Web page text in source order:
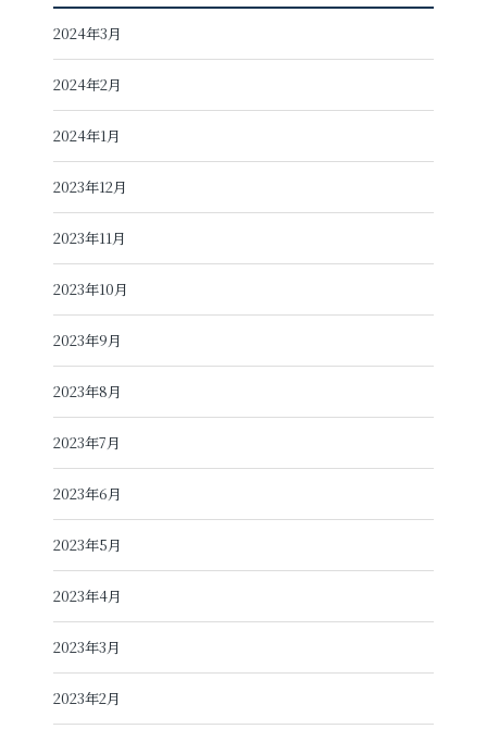
2024年3月
2024年2月
2024年1月
2023年12月
2023年11月
2023年10月
2023年9月
2023年8月
2023年7月
2023年6月
2023年5月
2023年4月
2023年3月
2023年2月